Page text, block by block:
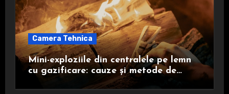
Camera Tehnica
Mini-exploziile din centralele pe lemn
cu gazificare: cauze și metode de